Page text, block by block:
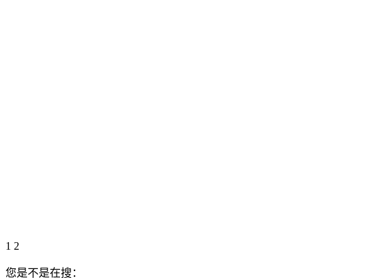
1 2
您是不是在搜：